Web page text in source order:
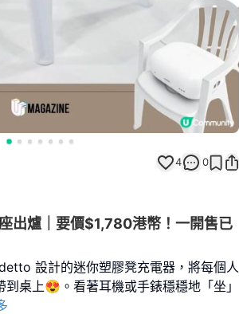
4 0
出爐｜要價$1,780港幣！一開售已
設計的迷你塑膠凳充電器，將每個人
桌上😍。看著耳機或手錶穩穩地「坐」